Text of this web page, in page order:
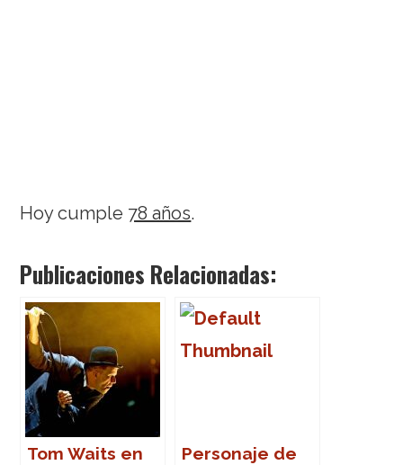
Hoy cumple 78 años.
Publicaciones Relacionadas:
Tom Waits en
Personaje de